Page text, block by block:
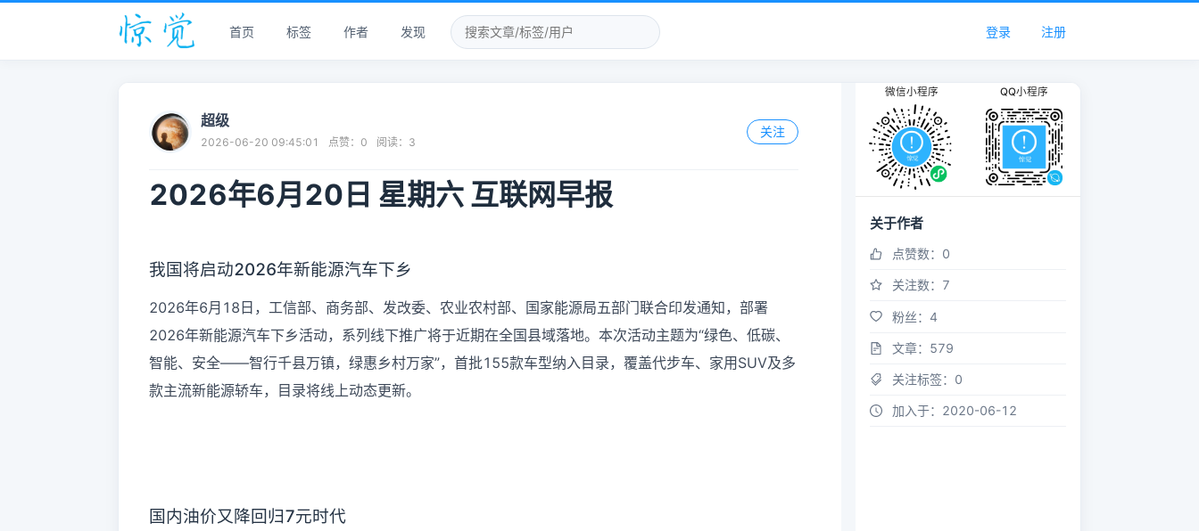
首页 标签 作者 发现 登录 注册
超级
2026-06-20 09:45:01 点赞： 0 阅读： 3
关注
2026年6月20日 星期六 互联网早报
我国将启动2026年新能源汽车下乡
2026年6月18日，工信部、商务部、发改委、农业农村部、国家能源局五部门联合印发通知，部署
2026年新能源汽车下乡活动，系列线下推广将于近期在全国县域落地。本次活动主题为“绿色、低碳、
智能、安全——智行千县万镇，绿惠乡村万家”，首批155款车型纳入目录，覆盖代步车、家用SUV及多
款主流新能源轿车，目录将线上动态更新。
国内油价又降回归7元时代
微信小程序 QQ小程序
关于作者
点赞数： 0
关注数： 7
粉丝： 4
文章： 579
关注标签： 0
加入于： 2020-06-12